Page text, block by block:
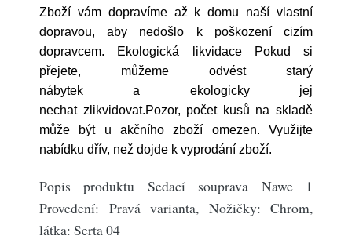
Zboží vám dopravíme až k domu naší vlastní
dopravou, aby nedošlo k poškození cizím
dopravcem. Ekologická likvidace Pokud si
přejete, můžeme odvést starý
nábytek a ekologicky jej
nechat zlikvidovat.Pozor, počet kusů na skladě
může být u akčního zboží omezen. Využijte
nabídku dřív, než dojde k vyprodání zboží.
Popis produktu Sedací souprava Nawe 1
Provedení: Pravá varianta, Nožičky: Chrom,
látka: Serta 04